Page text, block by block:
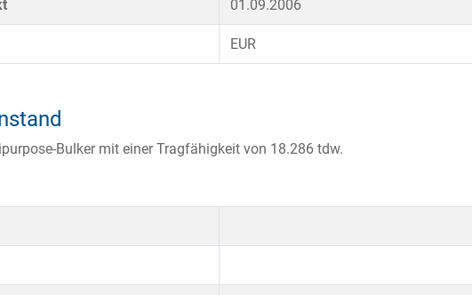
01.09.2006
EUR
Bulker mit einer Tragfähigkeit von 18.286 tdw.